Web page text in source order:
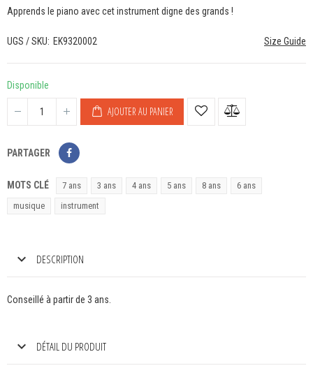
Apprends le piano avec cet instrument digne des grands !
Size Guide
UGS / SKU EK9320002
Disponible
AJOUTER AU PANIER
PARTAGER
MOTS CLÉ 7 ans 3 ans 4 ans 5 ans 8 ans
6 ans
musique
instrument
DESCRIPTION
Conseillé à partir de 3 ans.
DÉTAIL DU PRODUIT